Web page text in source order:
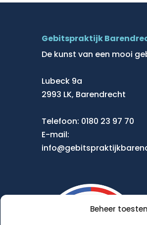
Beheer
Gebitspraktijk
De kunst van een mooi
Lubeck 9a
2993 LK, Barendrecht
Telefoon: 0180 23 97 70
E-mail: